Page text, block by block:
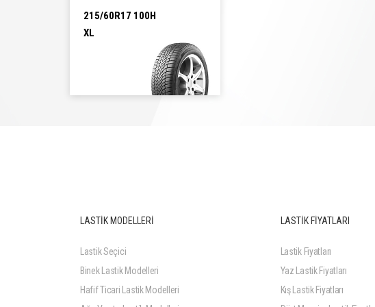
215/60R17 100H
XL
LASTİK MODELLERİ
Lastik Seçici
Binek Lastik Modelleri
Hafif Ticari Lastik Modelleri
LASTİK FİYATLARI
Lastik Fiyatları
Yaz Lastik Fiyatları
Kış Lastik Fiyatları